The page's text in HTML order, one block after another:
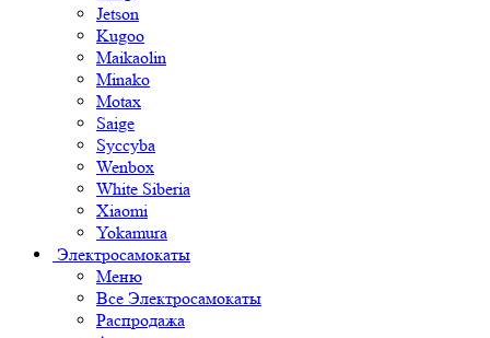
Jetson
Kugoo
Maikaolin
Minako
Motax
Saige
Syccyba
Wenbox
White Siberia
Xiaomi
Yokamura
Электросамокаты
Меню
Все Электросамокаты
Распродажа